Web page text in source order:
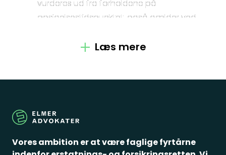
vurderes ud fra forholdene på
opsigelsestidspunktet, også gælder ved
afskedigelse efter reglerne i
vurderingen af, om arbejdsgiveren har løftet
kan det efter omstændighederne få
Læs mere
Vores ambition er at være faglige fyrtårne